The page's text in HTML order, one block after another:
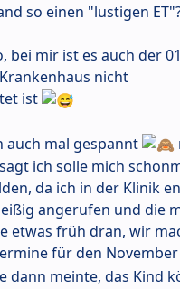
so einen "lustigen
bei mir ist es auch der
nicht
ist
auch mal gespannt
ich solle mich
da ich in der Klinik
angerufen und die
etwas früh dran, wir
für den November
dann meinte, das Kind